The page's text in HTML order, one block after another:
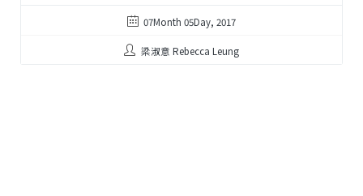
07Month 05Day, 2017
梁淑意 Rebecca Leung